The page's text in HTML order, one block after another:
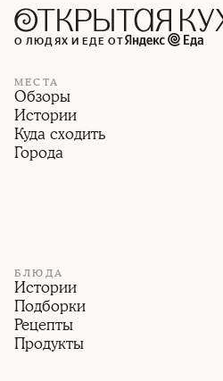
О ЛЮДЯХ И ЕДЕ ОТ
МЕСТА
Обзоры
Истории
Куда сходить
Города
БЛЮДА
Истории
Подборки
Рецепты
Продукты